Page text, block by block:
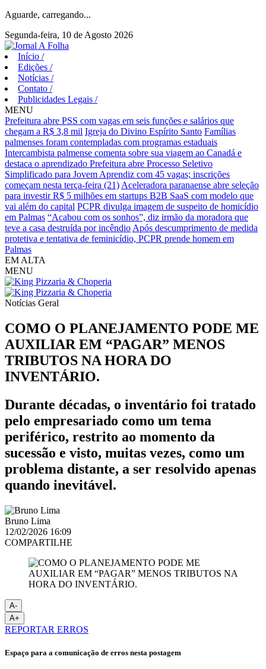
Aguarde, carregando...
Segunda-feira, 10 de Agosto 2026
Início /
Edições /
Notícias /
Contato /
Publicidades Legais /
MENU
Prefeitura abre PSS com vagas em seis funções e salários que
chegam a R$ 3,8 mil Igreja do Divino Espírito Santo Famílias
palmenses foram contempladas com programas estaduais
Intercambista palmense comenta sobre sua viagem ao Canadá e
destaca o aprendizado Prefeitura abre Processo Seletivo
Simplificado para Jovem Aprendiz com 45 vagas; inscrições
começam nesta terça-feira (21) Aceleradora paranaense abre seleção
para investir R$ 5 milhões em startups B2B SaaS com modelo que
vai além do capital PCPR divulga imagem de suspeito de homicídio
em Palmas “Acabou com os sonhos”, diz irmão da moradora que
teve a casa destruída por incêndio Após descumprimento de medida
protetiva e tentativa de feminicídio, PCPR prende homem em
Palmas
EM ALTA
MENU
Notícias Geral
COMO O PLANEJAMENTO PODE ME
AUXILIAR EM “PAGAR” MENOS
TRIBUTOS NA HORA DO
INVENTÁRIO.
Durante décadas, o inventário foi tratado
pelo empresariado como um tema
periférico, restrito ao momento da
sucessão e visto, muitas vezes, como um
problema distante, a ser resolvido apenas
quando inevitável.
Bruno Lima
12/02/2026 16:09
COMPARTILHE
A-
A+
REPORTAR ERROS
Espaço para a comunicação de erros nesta postagem